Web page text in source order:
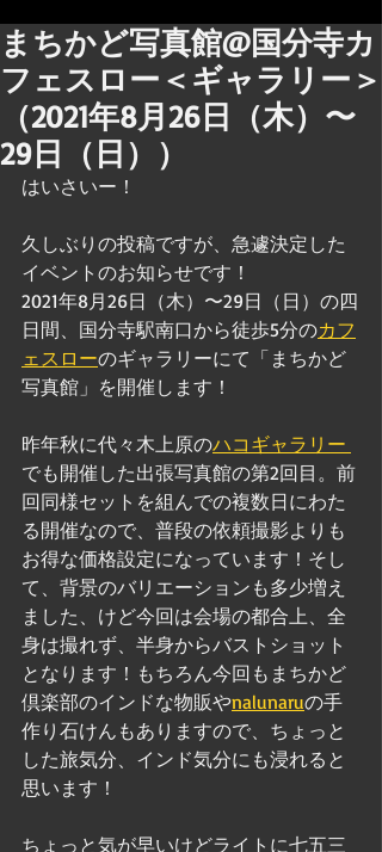
まちかど写真館@国分寺カ
フェスロー＜ギャラリー＞
（2021年8月26日（木）〜
29日（日））
はいさいー！
久しぶりの投稿ですが、急遽決定した
イベントのお知らせです！
2021年8月26日（木）〜29日（日）の四
日間、国分寺駅南口から徒歩5分のカフ
ェスローのギャラリーにて「まちかど
写真館」を開催します！
昨年秋に代々木上原のハコギャラリー
でも開催した出張写真館の第2回目。前
回同様セットを組んでの複数日にわた
る開催なので、普段の依頼撮影よりも
お得な価格設定になっています！そし
て、背景のバリエーションも多少増え
ました、けど今回は会場の都合上、全
身は撮れず、半身からバストショット
となります！もちろん今回もまちかど
倶楽部のインドな物販やnalunaruの手
作り石けんもありますので、ちょっと
した旅気分、インド気分にも浸れると
思います！
ちょっと気が早いけどライトに七五三